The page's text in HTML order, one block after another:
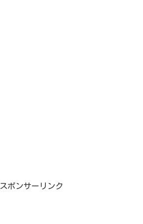
スポンサーリンク